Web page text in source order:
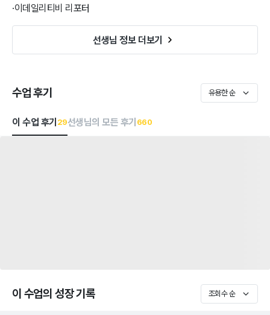
- 2010년부터 방송과 강의를 통해 많은 사람들과 함께 하였습니다.
  말하기에 대해 연구하고, 초등학생부터 중고등학생, 성인, 기업 임원
까지 수많은 분들의 소통 고민을 함께 해결해 왔습니다.
·이데일리티비 리포터
선생님 정보 더보기
수업 후기 유용한 순
이 수업 후기 29선생님의 모든 후기 660
이 수업의 성장 기록 조회수 순